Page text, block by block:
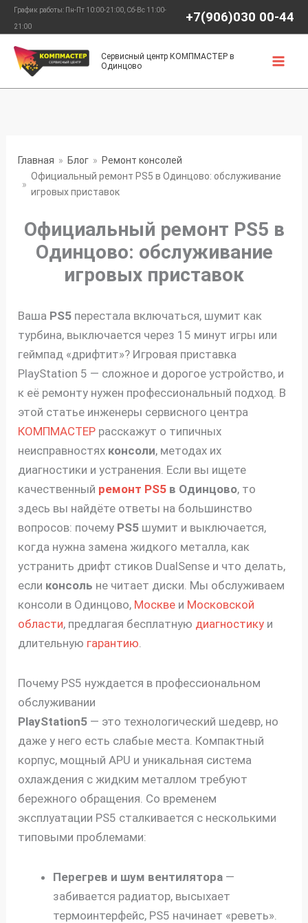
Перейти
содержимому
График работы: Пн-Пт 10:00-21:00, Сб-Вс 11:00-
21:00
+7(906)030 00-44
Сервисный центр КОМПМАСТЕР в
Одинцово
Главная Блог
Ремонт консолей
Официальный ремонт PS5 в Одинцово: обслуживание
игровых приставок
Официальный ремонт PS5 в
Одинцово: обслуживание
игровых приставок
Ваша PS5 перестала включаться, шумит как
турбина, выключается через 15 минут игры или
геймпад «дрифтит»? Игровая приставка
PlayStation 5 — сложное и дорогое устройство, и
к её ремонту нужен профессиональный подход. В
этой статье инженеры сервисного центра
КОМПМАСТЕР расскажут о типичных
неисправностях консоли, методах их
диагностики и устранения. Если вы ищете
качественный ремонт PS5 в Одинцово, то
здесь вы найдёте ответы на большинство
вопросов: почему PS5 шумит и выключается,
когда нужна замена жидкого металла, как
устранить дрифт стиков DualSense и что делать,
если консоль не читает диски. Мы обслуживаем
консоли в Одинцово, Москве и Московской
области, предлагая бесплатную диагностику и
длительную гарантию.
Почему PS5 нуждается в профессиональном
обслуживании
PlayStation5 — это технологический шедевр, но
даже у него есть слабые места. Компактный
корпус, мощный APU и уникальная система
охлаждения с жидким металлом требуют
бережного обращения. Со временем
эксплуатации PS5 сталкивается с несколькими
типовыми проблемами:
Перегрев и шум вентилятора —
забивается радиатор, высыхает
термоинтерфейс, PS5 начинает «реветь».